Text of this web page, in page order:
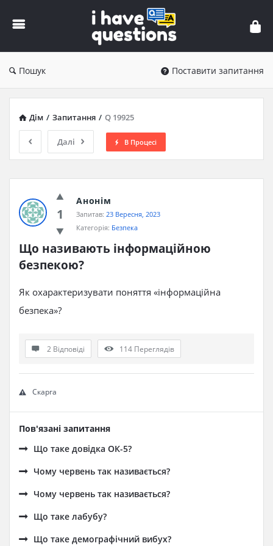
iHaveQuestions
Пошук Поставити запитання
Дім / Запитання / Q 19925
Далі В Процесі
1
Анонім
Запитав: 23 Вересня, 2023
Категорія: Безпека
Що називають інформаційною
безпекою?
Як охарактеризувати поняття «інформаційна
безпека»?
2 Відповіді 114 Переглядів
Скарга
Пов'язані запитання
Що таке довідка ОК-5?
Чому червень так називається?
Чому червень так називається?
Що таке лабубу?
Що таке демографічний вибух?